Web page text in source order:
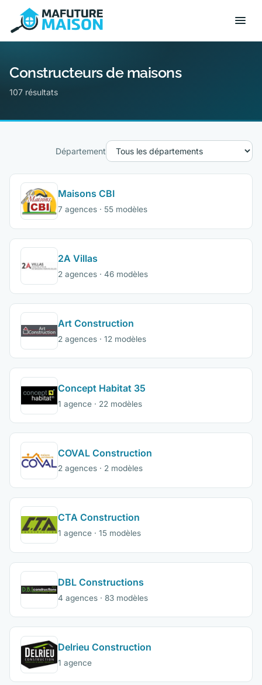
Constructeurs de maisons
107 résultats
Département
Maisons CBI
7 agences · 55 modèles
2A Villas
2 agences · 46 modèles
Art Construction
2 agences · 12 modèles
Concept Habitat 35
1 agence · 22 modèles
COVAL Construction
2 agences · 2 modèles
CTA Construction
1 agence · 15 modèles
DBL Constructions
4 agences · 83 modèles
Delrieu Construction
1 agence